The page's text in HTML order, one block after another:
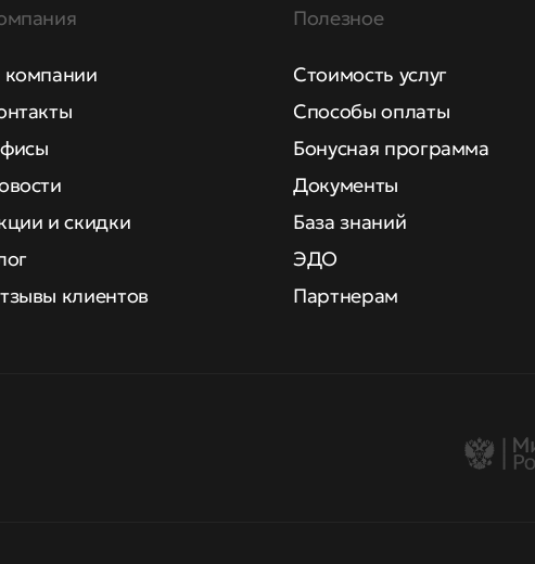
и скидки
клиентов
Полезное
Стоимость услуг
Способы оплаты
Бонусная программа
Документы
База знаний
ЭДО
Партнерам